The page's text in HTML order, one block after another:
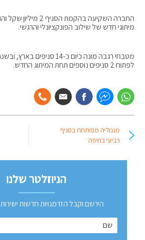
החברה השקיעה בהקמת
מיתוגי חדש של שילוב הפונקציונלי והרגשי.
מטבחי רגבה מונה כיום כ-14
לפתוח 2 סניפים נוספים תחת המיתוג החדש.
מגנוליה מפותחת בסניף
רביעי בחיפה
הניוזלטר שלנו
הירשם וקבל הזדמנויות חדשות